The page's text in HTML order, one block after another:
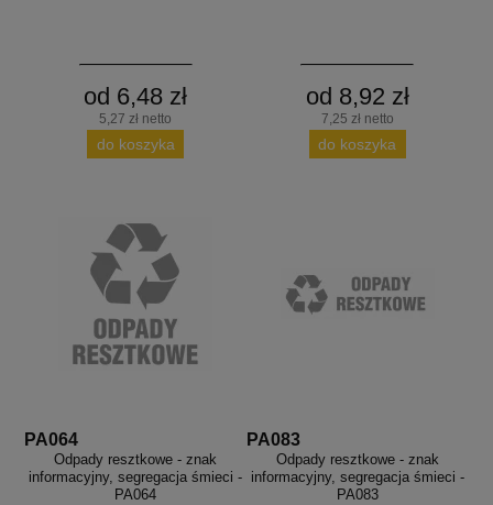
od 6,48 zł
5,27 zł netto
do koszyka
od 8,92 zł
7,25 zł netto
do koszyka
PA064
Odpady resztkowe - znak
informacyjny, segregacja śmieci -
PA064
PA083
Odpady resztkowe - znak
informacyjny, segregacja śmieci -
PA083